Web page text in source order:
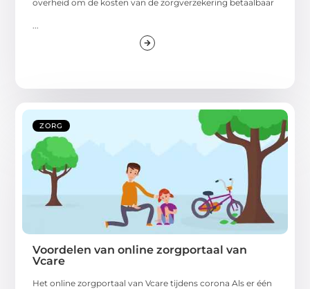
overheid om de kosten van de zorgverzekering betaalbaar
ZORG
Voordelen van online zorgportaal van
Vcare
Het online zorgportaal van Vcare tijdens corona Als er één